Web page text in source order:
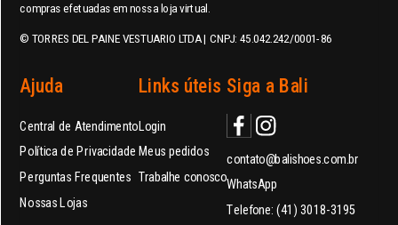
compras efetuadas em nossa loja virtual.
© TORRES DEL PAINE VESTUARIO LTDA | CNPJ: 45.042.242/0001-86
Ajuda
Central de Atendimento
Política de Privacidade
Perguntas Frequentes
Nossas Lojas
Links úteis
Login
Meus pedidos
Trabalhe conosco
Siga a Bali
contato@balishoes.com.br
WhatsApp
Telefone: (41) 3018-3195